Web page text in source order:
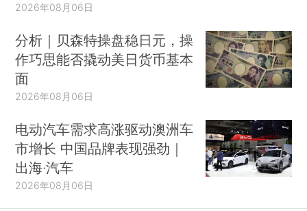
2026年08月06日
分析｜贝森特操盘稳日元，操
作巧思能否撬动美日货币基本
面
2026年08月06日
电动汽车需求高涨驱动澳洲车
市增长 中国品牌表现强劲｜
出海·汽车
2026年08月06日